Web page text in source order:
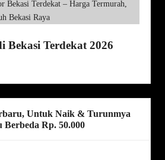
Bekasi Terdekat 2026
Untuk Naik & Turunmya
Berbeda Rp. 50.000